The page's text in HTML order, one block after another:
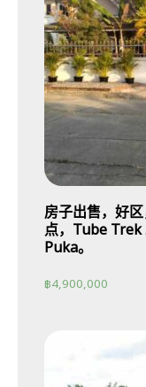
房子出售，好
点，Tube
Puka。
฿4,900,000